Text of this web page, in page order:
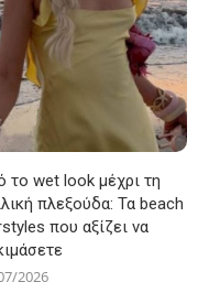
το wet look μέχρι τη
πλεξούδα: Τα beach
που αξίζει να
2026